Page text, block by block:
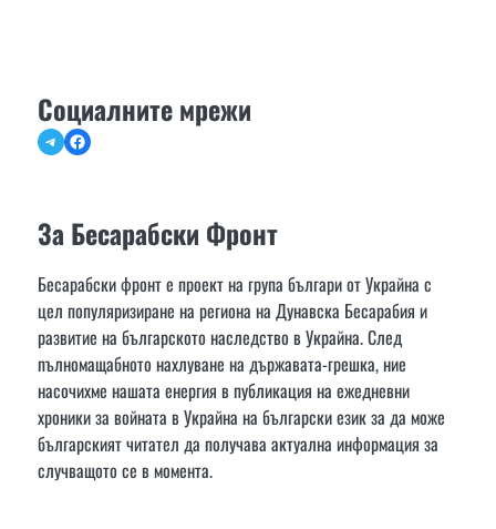
Социалните мрежи
TelegramFacebook
За Бесарабски Фронт
Бесарабски фронт е проект на група българи от Украйна с
цел популяризиране на региона на Дунавска Бесарабия и
развитие на българското наследство в Украйна. След
пълномащабното нахлуване на държавата-грешка, ние
насочихме нашата енергия в публикация на ежедневни
хроники за войната в Украйна на български език за да може
българският читател да получава актуална информация за
случващото се в момента.